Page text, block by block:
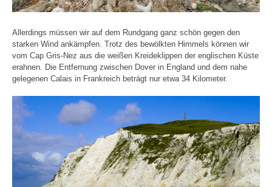
Allerdings müssen wir auf dem Rundgang ganz schön gegen den
starken Wind ankämpfen. Trotz des bewölkten Himmels können wir
vom Cap Gris-Nez aus die weißen Kreideklippen der englischen Küste
erahnen. Die Entfernung zwischen Dover in England und dem nahe
gelegenen Calais in Frankreich beträgt nur etwa 34 Kilometer.